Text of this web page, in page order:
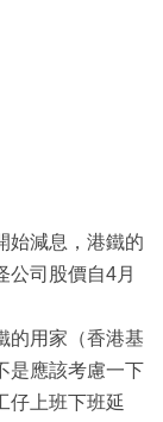
始減息，港鐵的
公司股價自4月
的用家（香港基
是應該考慮一下
仔上班下班延